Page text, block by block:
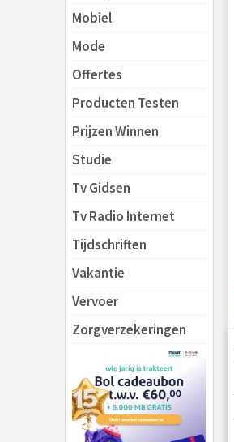
Mobiel
Mode
Offertes
Producten Testen
Prijzen Winnen
Studie
Tv Gidsen
Tv Radio Internet
Tijdschriften
Vakantie
Vervoer
Zorgverzekeringen